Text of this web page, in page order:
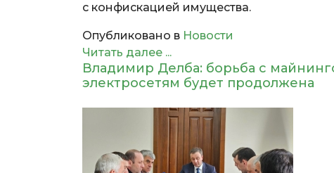
с конфискацией имущества.
Опубликовано в Новости
Читать далее ...
Владимир Делба: борьба с
электросетям будет продолжена